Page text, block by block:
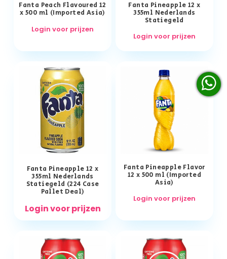
Fanta Peach Flavoured 12
x 500 ml (Imported Asia)
Login voor prijzen
Fanta Pineapple 12 x
355ml Nederlands
Statiegeld
Login voor prijzen
Fanta Pineapple 12 x
355ml Nederlands
Statiegeld (224 Case
Pallet Deal)
Login voor prijzen
Fanta Pineapple Flavor
12 x 500 ml (Imported
Asia)
Login voor prijzen